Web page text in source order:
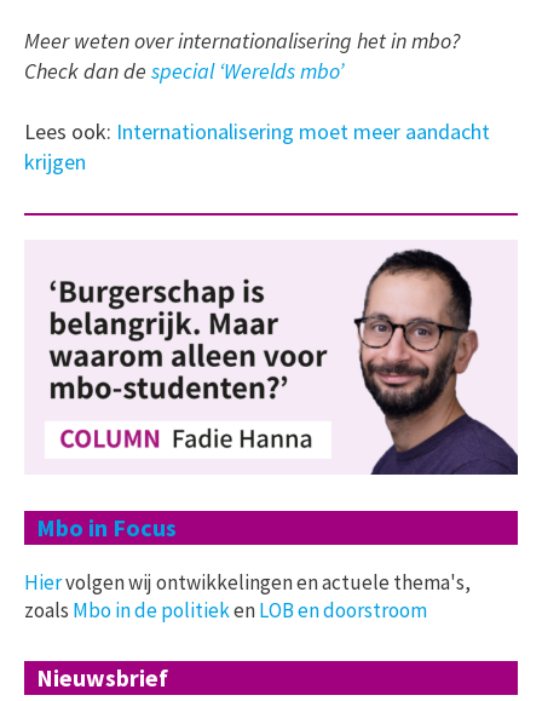
Meer weten over internationalisering het in mbo?
Check dan de special ‘Werelds mbo’
Lees ook: Internationalisering moet meer aandacht
krijgen
Mbo in Focus
Hiervolgen wij ontwikkelingen en actuele thema's,
zoals Mbo in de politiekenLOB en doorstroom
Nieuwsbrief